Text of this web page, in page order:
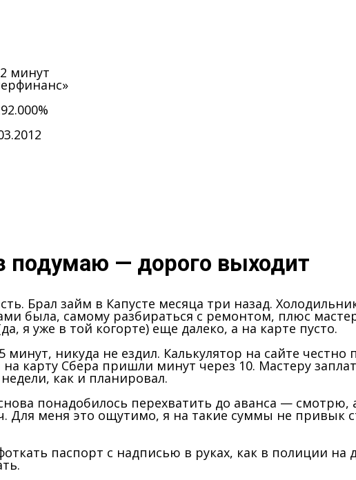
минут
подумаю — дорого выходит
Брал займ в Капусте месяца три назад.
была, самому разбираться с ремонтом, плюс
я уже в той когорте) еще далеко, а на карте пусто.
минут, никуда не ездил. Калькулятор на сайте
карту Сбера пришли минут через 10. Мастеру
как и планировал.
понадобилось перехватить до аванса — смотрю,
меня это ощутимо, я на такие суммы не привык
паспорт с надписью в руках, как в полиции